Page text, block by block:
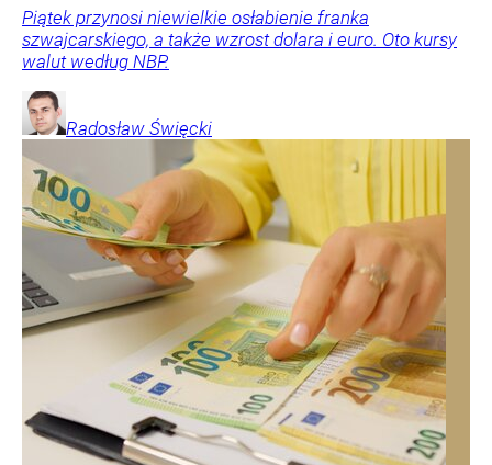
Piątek przynosi niewielkie osłabienie franka
szwajcarskiego, a także wzrost dolara i euro. Oto kursy
walut według NBP.
Radosław Święcki